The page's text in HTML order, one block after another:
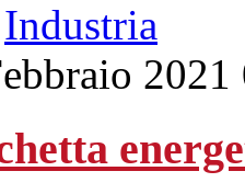
Industria
2021